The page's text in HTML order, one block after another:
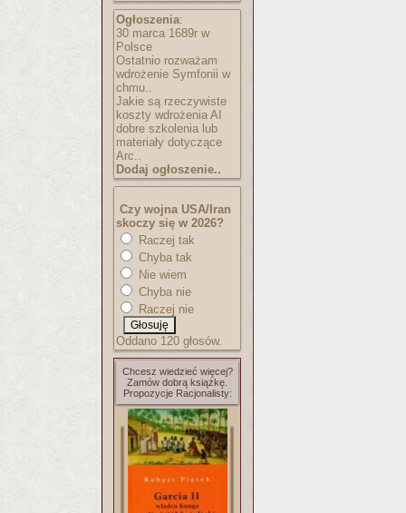
Ogłoszenia:
30 marca 1689r w
Polsce
Ostatnio rozważam
wdrożenie Symfonii w
chmu..
Jakie są rzeczywiste
koszty wdrożenia AI
dobre szkolenia lub
materiały dotyczące
Arc..
Dodaj ogłoszenie..
Czy wojna USA/Iran
skoczy się w 2026?
Raczej tak
Chyba tak
Nie wiem
Chyba nie
Raczej nie
Oddano 120 głosów.
Chcesz wiedzieć więcej?
Zamów dobrą książkę.
Propozycje Racjonalisty: